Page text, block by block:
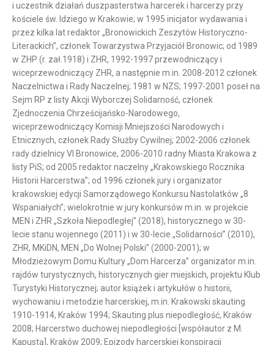
i uczestnik działań duszpasterstwa harcerek i harcerzy przy
kościele św. Idziego w Krakowie; w 1995 inicjator wydawania i
przez kilka lat redaktor „Bronowickich Zeszytów Historyczno-
Literackich”, członek Towarzystwa Przyjaciół Bronowic; od 1989
w ZHP (r. zał.1918) i ZHR, 1992-1997 przewodniczący i
wiceprzewodniczący ZHR, a następnie m.in. 2008-2012 członek
Naczelnictwa i Rady Naczelnej; 1981 w NZS; 1997-2001 poseł na
Sejm RP z listy Akcji Wyborczej Solidarność, członek
Zjednoczenia Chrześcijańsko-Narodowego,
wiceprzewodniczący Komisji Mniejszości Narodowych i
Etnicznych, członek Rady Służby Cywilnej; 2002-2006 członek
rady dzielnicy VI Bronowice, 2006-2010 radny Miasta Krakowa z
listy PiS; od 2005 redaktor naczelny „Krakowskiego Rocznika
Historii Harcerstwa”; od 1996 członek jury i organizator
krakowskiej edycji Samorządowego Konkursu Nastolatków „8
Wspaniałych”; wielokrotnie w jury konkursów m.in. w projekcie
MEN i ZHR „Szkoła Niepodległej” (2018), historycznego w 30-
lecie stanu wojennego (2011) i w 30-lecie „Solidarności” (2010),
ZHR, MKiDN, MEN „Do Wolnej Polski” (2000-2001); w
Młodzieżowym Domu Kultury „Dom Harcerza” organizator m.in.
rajdów turystycznych, historycznych gier miejskich, projektu Klub
Turystyki Historycznej; autor książek i artykułów o historii,
wychowaniu i metodzie harcerskiej, m.in. Krakowski skauting
1910-1914, Kraków 1994; Skauting plus niepodległość, Kraków
2008; Harcerstwo duchowej niepodległości [współautor z M.
Kapustą], Kraków 2009; Epizody harcerskiej konspiracji